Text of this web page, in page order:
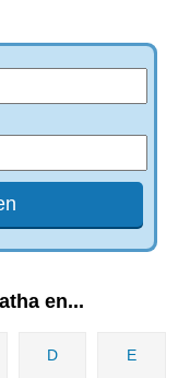
en...
D E